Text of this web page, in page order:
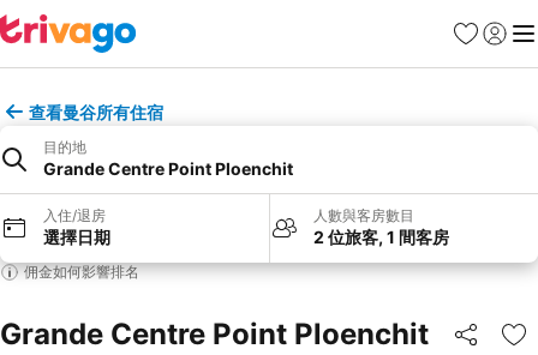
收藏夾
登入 選
查看曼谷所有住宿
目的地
Grande Centre Point Ploenchit
入住/退房
選擇日期
人數與客房數目
2 位旅客, 1 間客房
佣金如何影響排名
Grande Centre Point Ploenchit 分享
放